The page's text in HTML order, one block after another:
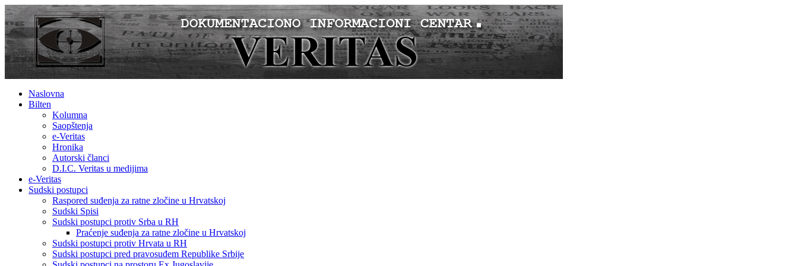
Naslovna
Bilten
Kolumna
Saopštenja
e-Veritas
Hronika
Autorski članci
D.I.C. Veritas u medijima
e-Veritas
Sudski postupci
Raspored suđenja za ratne zločine u Hrvatskoj
Sudski Spisi
Sudski postupci protiv Srba u RH
Praćenje suđenja za ratne zločine u Hrvatskoj
Sudski postupci protiv Hrvata u RH
Sudski postupci pred pravosuđem Republike Srbije